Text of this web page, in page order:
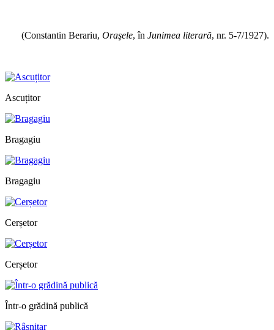
(Constantin Berariu, Oraşele, în Junimea literară, nr. 5-7/1927).
Ascuțitor
Bragagiu
Bragagiu
Cerșetor
Cerșetor
Într-o grădină publică